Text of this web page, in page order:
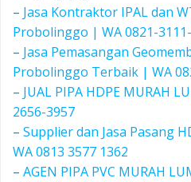
– Jasa Kontraktor IPAL dan
Probolinggo | WA 0821-
– Jasa Pemasangan
Probolinggo Terbaik | WA
– JUAL PIPA HDPE MURAH
2656-3957
– Supplier dan Jasa Pasang
WA 0813 3577 1362
– AGEN PIPA PVC MURAH